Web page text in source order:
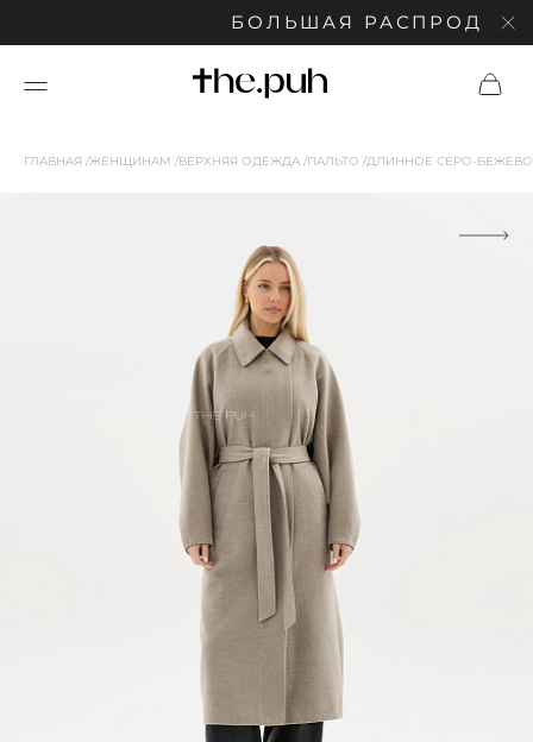
БОЛЬШАЯ РАСПРОДАЖА:
ГЛАВНАЯ ЖЕНЩИНАМ ВЕРХНЯЯ ОДЕЖДА ПАЛЬТО ДЛИННОЕ СЕРО-